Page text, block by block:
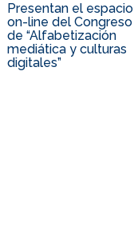
Presentan el espacio
on-line del Congreso
de “Alfabetización
mediática y culturas
digitales”